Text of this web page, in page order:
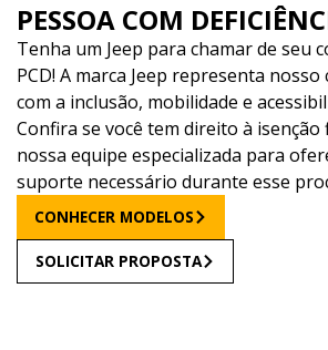
PESSOA COM
Tenha um Jeep para chamar de seu
PCD! A marca Jeep representa
com a inclusão, mobilidade e
Confira se você tem direito à isenção
nossa equipe especializada para
suporte necessário durante esse
CONHECER MODELOS
SOLICITAR PROPOSTA